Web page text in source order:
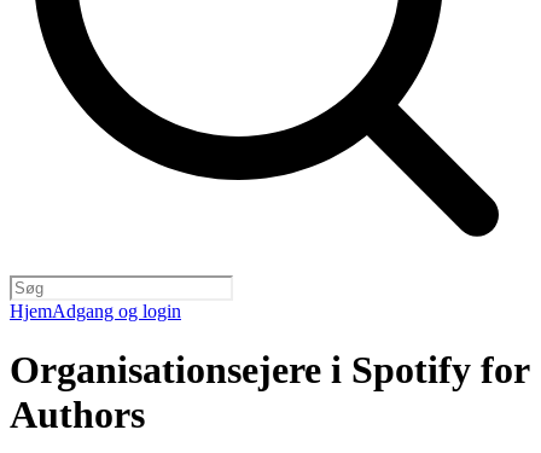
HjemAdgang og login
Organisationsejere i Spotify for
Authors